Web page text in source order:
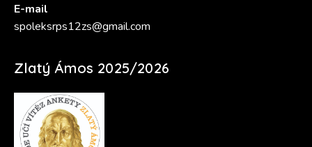
E-mail
spoleksrps12zs@gmail.com
Zlatý Ámos 2025/2026